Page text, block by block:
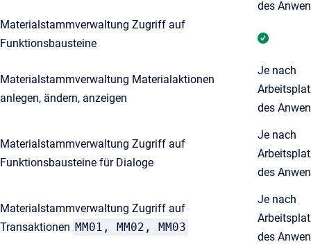
des
Materialstammverwaltung Zugriff auf
Funktionsbausteine
Materialstammverwaltung Materialaktionen
anlegen, ändern, anzeigen
Je nach
des
Materialstammverwaltung Zugriff auf
Funktionsbausteine für Dialoge
Je nach
des
Materialstammverwaltung Zugriff auf
Transaktionen MM01, MM02, MM03
Je nach
des